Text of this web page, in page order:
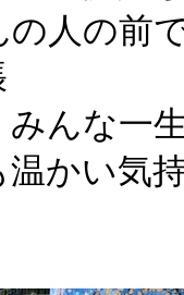
の人の前
んな一
かい気